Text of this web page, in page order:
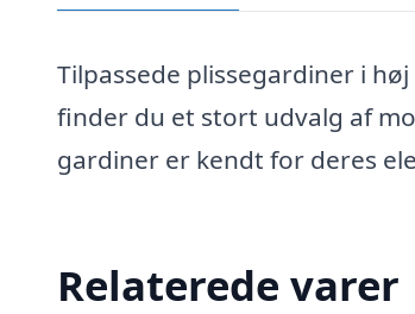
Tilpassede plissegardiner i
finder du et stort udvalg af
gardiner er kendt for deres
Relaterede varer